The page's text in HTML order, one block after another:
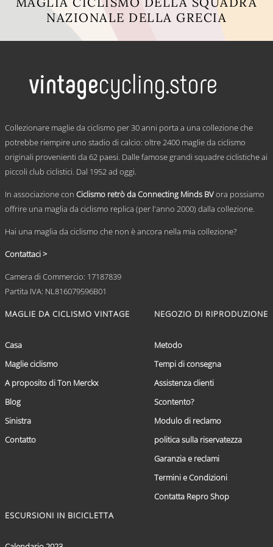
NAZIONALE DELLA GRECIA
varianti.
opzioni
essere
nella
pagina
Collezionare maglie da ciclismo per 30 anni porta a una collezione che
potrebbe riempire uno stadio di calcio: oltre 2400 maglie da ciclismo
originali provenienti da 62 paesi. Dalle famose grandi squadre ciclistiche ai
piccoli club ciclistici. Dal 1952 ad oggi.
In associazione con Ciclismo retrò da Connecting Minds BVora possiamo
offrire una maglia da ciclismo replica (per l'anno 2000) dalla collezione.
Hai una maglia da ciclismo che non è ancora nella mia collezione?
Contattaci >
Camera di Commercio: 17187839
Partita IVA: NL816079596B01
MAGLIE DA CICLISMO VINTAGE
Casa
Maglie ciclismo
A proposito di Ton Merckx
Blog
Sinistra
Contatto
NEGOZIO DI RIPRODUZIONE
Metodo
Tempi di consegna
Assistenza clienti
Scontento?
Modulo di reclamo
politica sulla riservatezza
Garanzia e reclami
Termini e Condizioni
Contatta Repro Shop
ESCURSIONI IN BICICLETTA